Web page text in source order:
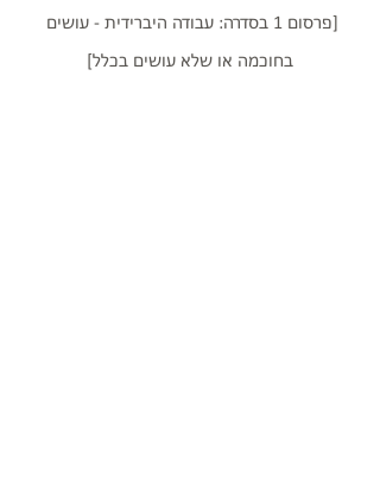
[פרסום 1 בסדרה: עבודה היברידית - עושים
בחוכמה או שלא עושים בכלל]